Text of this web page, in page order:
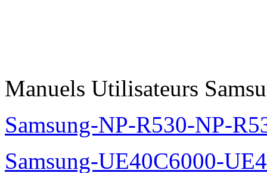
Manuels Utilisateurs
Samsung-NP-R530-NP-
Samsung-UE40C6000-